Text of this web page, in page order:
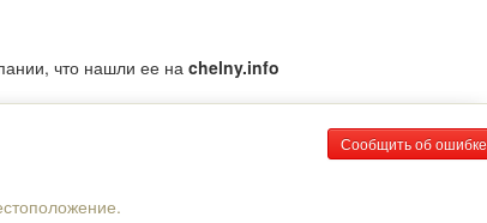
что нашли ее наchelny.info
Сообщить об ошибке